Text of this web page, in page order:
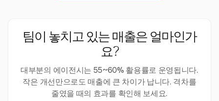
팀이 놓치고 있는 매출은 얼마인가
요?
대부분의 에이전시는 55~60% 활용률로 운영됩니다.
작은 개선만으로도 매출에 큰 차이가 납니다. 격차를
줄였을 때의 효과를 확인해 보세요.